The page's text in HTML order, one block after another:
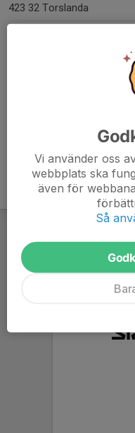
423 32 Torslanda
Vi använder oss
webbplats ska
även för
Så